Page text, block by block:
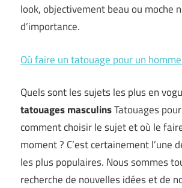
look, objectivement beau ou moche
d’importance.
Où faire un tatouage pour un
Quels sont les sujets les plus en
tatouages masculinsTatouages
comment choisir le sujet et où le
moment ? C’est certainement l’une
les plus populaires. Nous sommes
recherche de nouvelles idées et de